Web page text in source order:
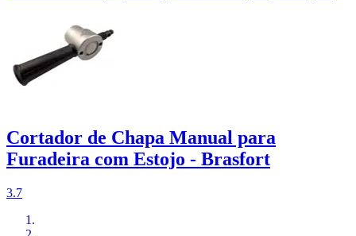
Cortador de Chapa Manual para
Furadeira com Estojo - Brasfort
3.7